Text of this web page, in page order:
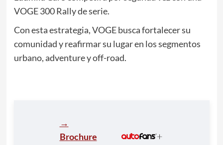
VOGE 300 Rally de serie.
Con esta estrategia, VOGE busca fortalecer su
comunidad y reafirmar su lugar en los segmentos
urbano, adventure y off-road.
→
Brochure